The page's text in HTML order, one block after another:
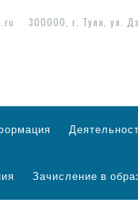
300000, г. Тула, ул.
Зачисление в